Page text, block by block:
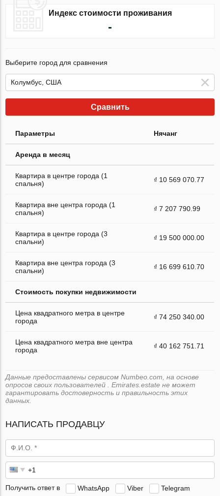
Индекс стоимости проживания
-
Выберите город для сравнения
Сравнить
Параметры Нячанг
Аренда в месяц
Квартира в центре города (1
спальня)
₫ 10 569 070.77
Квартира вне центра города (1
спальня)
₫ 7 207 790.99
Квартира в центре города (3
спальни)
₫ 19 500 000.00
Квартира вне центра города (3
спальни)
₫ 16 699 610.70
Стоимость покупки недвижимости
Цена квадратного метра в центре
города
₫ 74 250 340.00
Цена квадратного метра вне центра
города
₫ 40 162 751.71
Данные предоставлены сервисом Numbeo.com, на основе
опросов своих пользователей . Emirates.estate не может
гарантировать достоверность и правильность этих
данных.
НАПИСАТЬ ПРОДАВЦУ
Получить ответ в WhatsApp Viber Telegram